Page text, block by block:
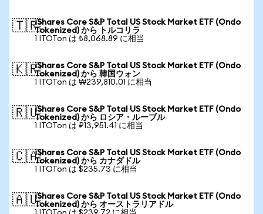
🇹🇷iShares Core S&P Total US Stock Market ETF (Ondo
Tokenized) から トルコリラ
1 ITOTon は ₺8,068.89 に相当
🇰🇷iShares Core S&P Total US Stock Market ETF (Ondo
Tokenized) から 韓国ウォン
1 ITOTon は ₩239,810.01 に相当
🇷🇺iShares Core S&P Total US Stock Market ETF (Ondo
Tokenized) から ロシア・ルーブル
1 ITOTon は ₽13,951.41 に相当
🇨🇦iShares Core S&P Total US Stock Market ETF (Ondo
Tokenized) から カナダドル
1 ITOTon は $235.73 に相当
🇦🇺iShares Core S&P Total US Stock Market ETF (Ondo
Tokenized) から オーストラリアドル